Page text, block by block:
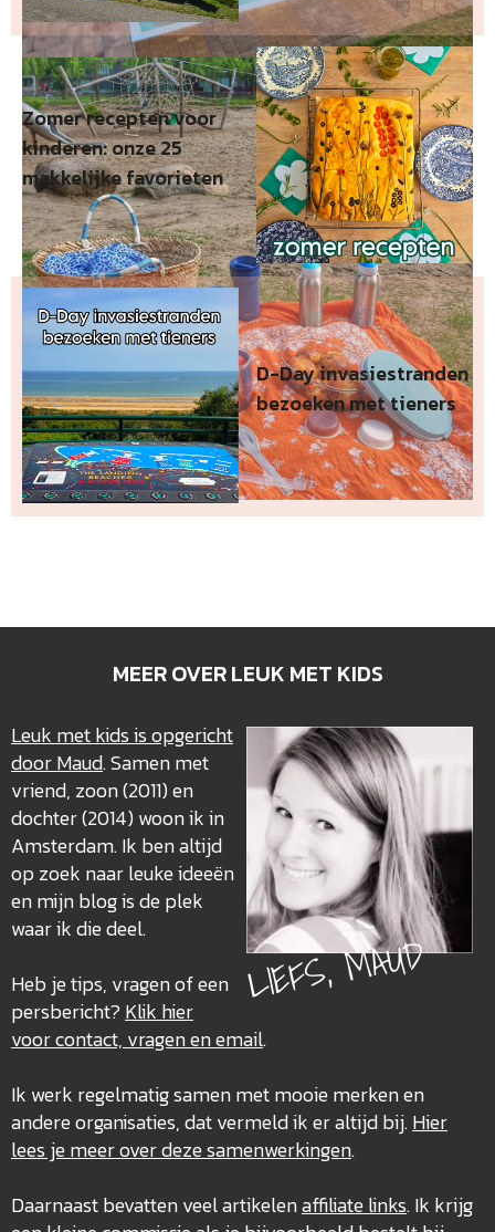
Zomer recepten voor
kinderen: onze 25
makkelijke favorieten
D-Day invasiestranden
bezoeken met tieners
MEER OVER LEUK MET KIDS
LIEFS, MAUD
Leuk met kids is opgericht
door Maud. Samen met
vriend, zoon (2011) en
dochter (2014) woon ik in
Amsterdam. Ik ben altijd
op zoek naar leuke ideeën
en mijn blog is de plek
waar ik die deel.
Heb je tips, vragen of een
persbericht?Klik hier
voor contact, vragen en email.
Ik werk regelmatig samen met mooie merken en
andere organisaties, dat vermeld ik er altijd bij.Hier
lees je meer over dezesamenwerkingen.
Daarnaast bevatten veel artikelenaffiliate links. Ik krijg